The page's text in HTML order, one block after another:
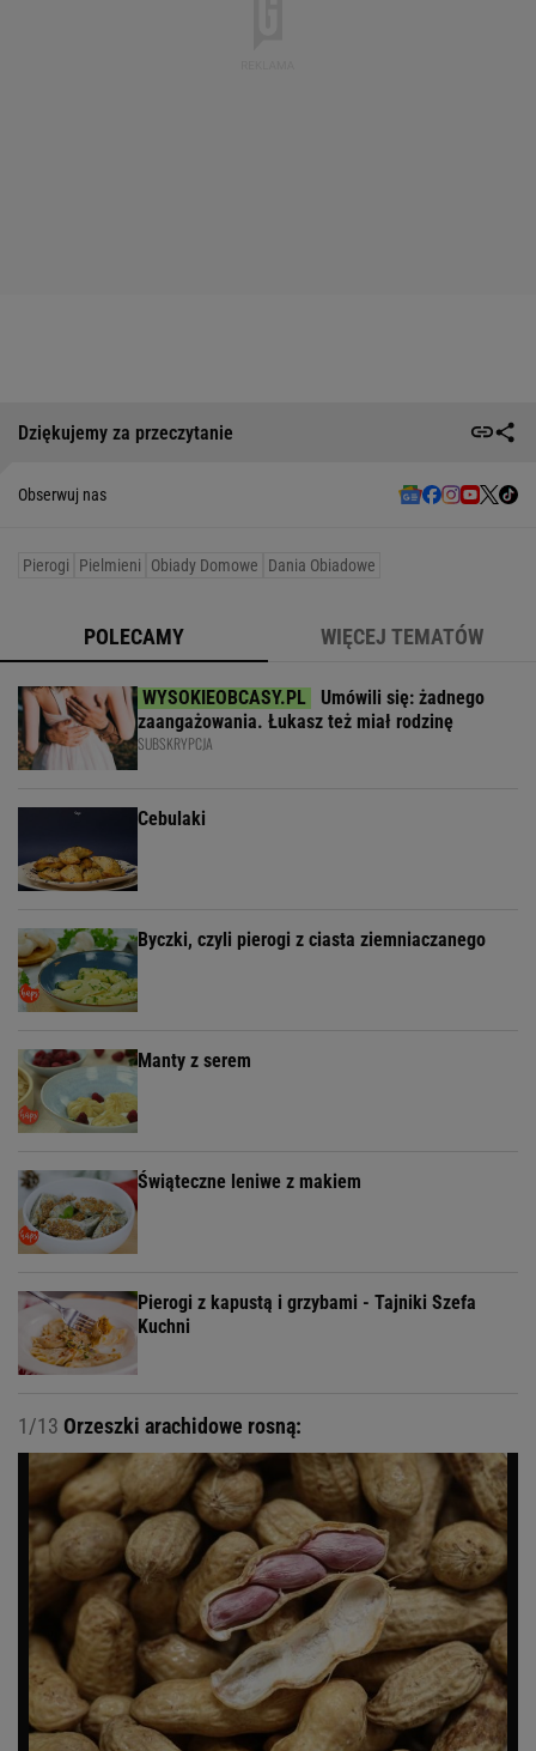
Dziękujemy za przeczytanie
Obserwuj nas
Pierogi Pielmieni Obiady Domowe Dania Obiadowe
POLECAMY WIĘCEJ TEMATÓW
Umówili się: żadnego
zaangażowania. Łukasz też miał rodzinę
SUBSKRYPCJA
Cebulaki
Byczki, czyli pierogi z ciasta ziemniaczanego
Manty z serem
Świąteczne leniwe z makiem
Pierogi z kapustą i grzybami - Tajniki Szefa
Kuchni
1/13 Orzeszki arachidowe rosną: